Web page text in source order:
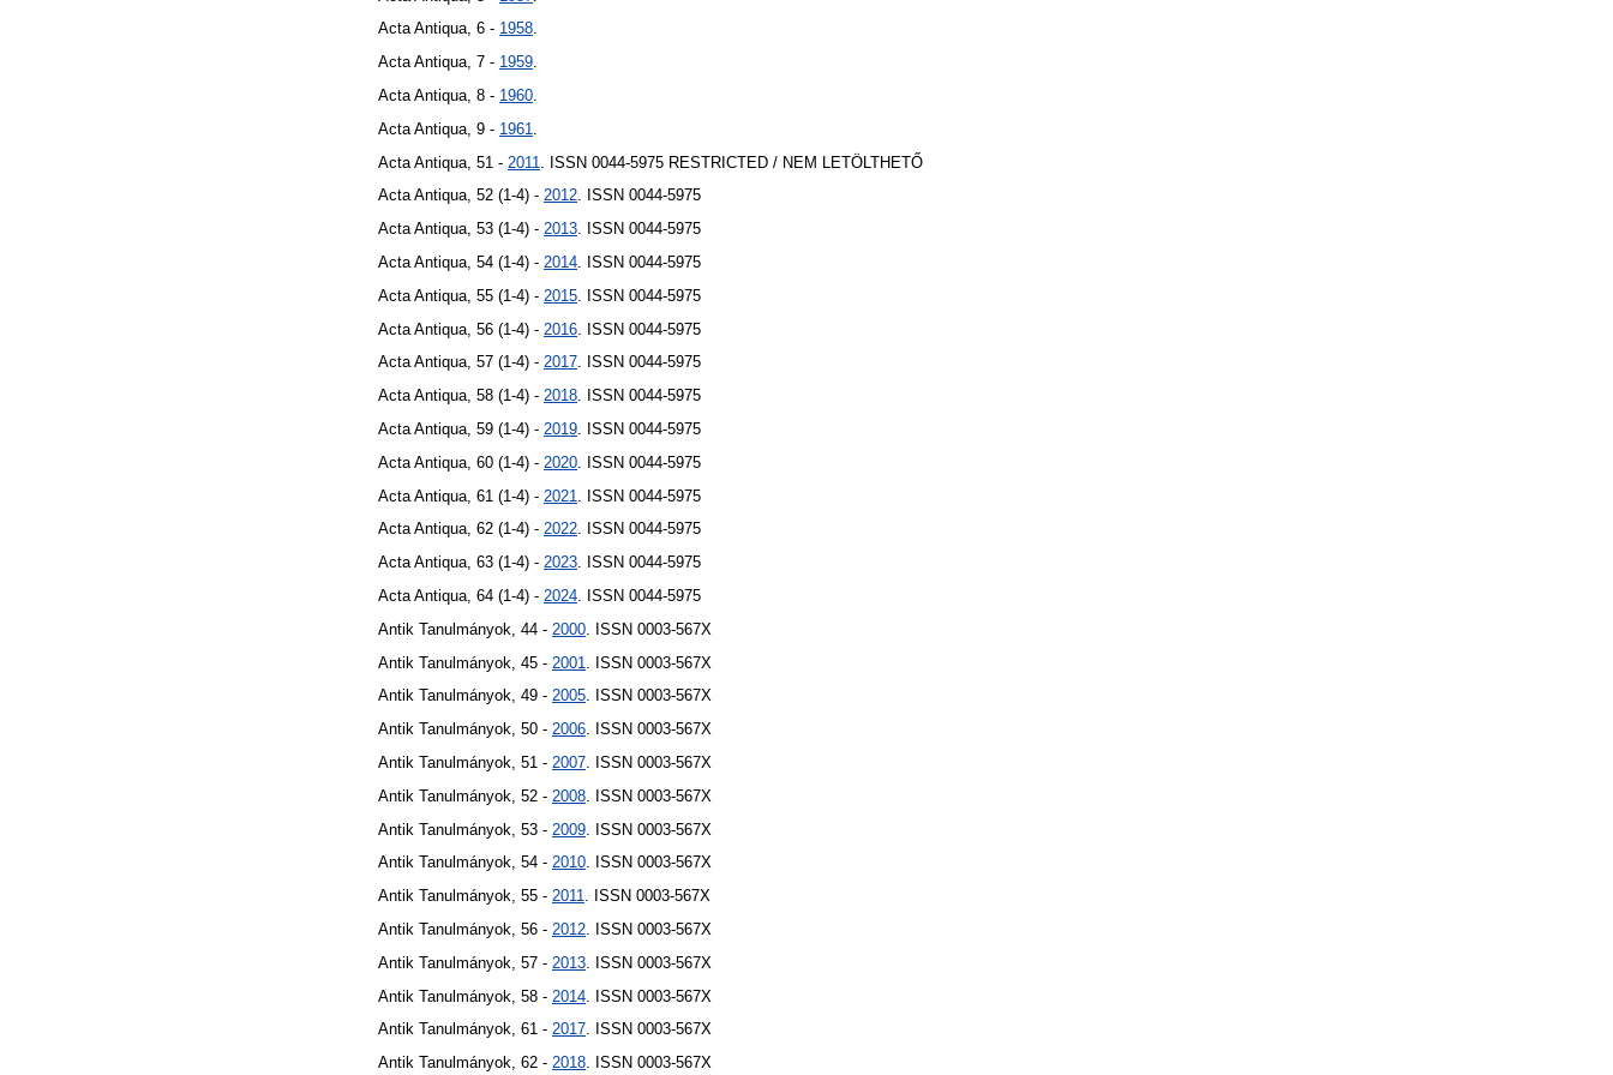
Acta Antiqua, 6 - 1958.
Acta Antiqua, 7 - 1959.
Acta Antiqua, 8 - 1960.
Acta Antiqua, 9 - 1961
Acta Antiqua, 51 - 2011 . ISSN 0044-5975 RESTRICTED / NEM LETÖLTHETŐ
Acta Antiqua, 52 (1-4) - 2012. ISSN 0044-5975
Acta Antiqua, 53 (1-4) - 2013. ISSN 0044-5975
Acta Antiqua, 54 (1-4) - 2014. ISSN 0044-5975
Acta Antiqua, 55 (1-4) - 2015 . ISSN 0044-5975
Acta Antiqua, 56 (1-4) - 2016 . ISSN 0044-5975
Acta Antiqua, 57 (1-4) - 2017. ISSN 0044-5975
Acta Antiqua, 58 (1-4) - 2018. ISSN 0044-5975
Acta Antiqua, 59 (1-4) - 2019. ISSN 0044-5975
Acta Antiqua, 60 (1-4) - 2020 . ISSN 0044-5975
Acta Antiqua, 61 (1-4) - 2021
. ISSN 0044-5975
Acta Antiqua, 62 (1-4) - 2022. ISSN 0044-5975
Acta Antiqua, 63 (1-4) - 2023. ISSN 0044-5975
Acta Antiqua, 64 (1-4) - 2024 . ISSN 0044-5975
Antik Tanulmányok, 44 - 2000 . ISSN 0003-567X
Antik Tanulmányok, 45 - 2001
. ISSN 0003-567X
Antik Tanulmányok, 49 - 2005. ISSN 0003-567X
Antik Tanulmányok, 50 - 2006. ISSN 0003-567X
Antik Tanulmányok, 51 - 2007 . ISSN 0003-567X
Antik Tanulmányok, 52 - 2008 . ISSN 0003-567X
Antik Tanulmányok, 53 - 2009 . ISSN 0003-567X
Antik Tanulmányok, 54 - 2010. ISSN 0003-567X
Antik Tanulmányok, 55 - 2011. ISSN 0003-567X
Antik Tanulmányok, 56 - 2012 . ISSN 0003-567X
Antik Tanulmányok, 57 - 2013 . ISSN 0003-567X
Antik Tanulmányok, 58 - 2014 . ISSN 0003-567X
Antik Tanulmányok, 61 - 2017. ISSN 0003-567X
Antik Tanulmányok, 62 - 2018. ISSN 0003-567X